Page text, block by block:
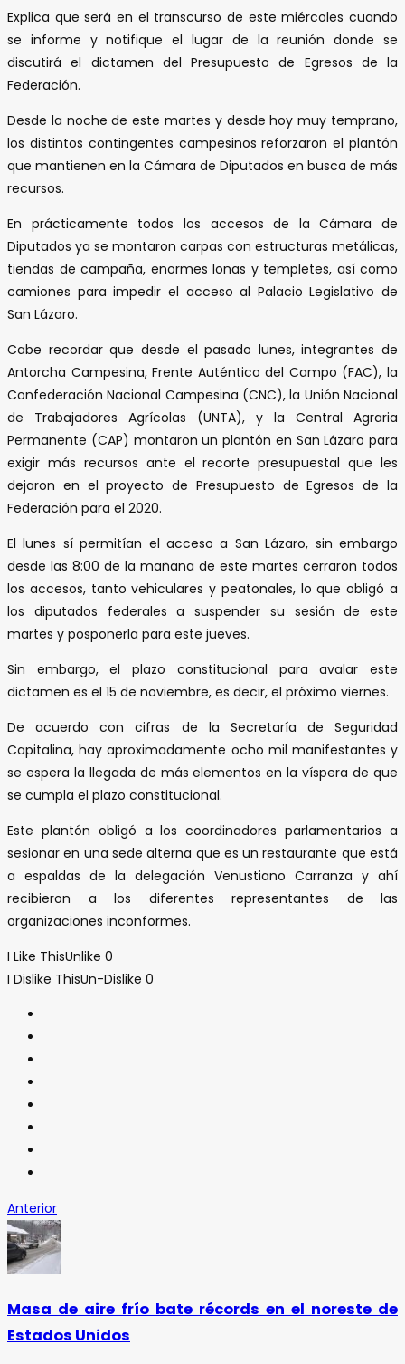
Explica que será en el transcurso de este miércoles cuando
se informe y notifique el lugar de la reunión donde se
discutirá el dictamen del Presupuesto de Egresos de la
Federación.
Desde la noche de este martes y desde hoy muy temprano,
los distintos contingentes campesinos reforzaron el plantón
que mantienen en la Cámara de Diputados en busca de más
recursos.
En prácticamente todos los accesos de la Cámara de
Diputados ya se montaron carpas con estructuras metálicas,
tiendas de campaña, enormes lonas y templetes, así como
camiones para impedir el acceso al Palacio Legislativo de
San Lázaro.
Cabe recordar que desde el pasado lunes, integrantes de
Antorcha Campesina, Frente Auténtico del Campo (FAC), la
Confederación Nacional Campesina (CNC), la Unión Nacional
de Trabajadores Agrícolas (UNTA), y la Central Agraria
Permanente (CAP) montaron un plantón en San Lázaro para
exigir más recursos ante el recorte presupuestal que les
dejaron en el proyecto de Presupuesto de Egresos de la
Federación para el 2020.
El lunes sí permitían el acceso a San Lázaro, sin embargo
desde las 8:00 de la mañana de este martes cerraron todos
los accesos, tanto vehiculares y peatonales, lo que obligó a
los diputados federales a suspender su sesión de este
martes y posponerla para este jueves.
Sin embargo, el plazo constitucional para avalar este
dictamen es el 15 de noviembre, es decir, el próximo viernes.
De acuerdo con cifras de la Secretaría de Seguridad
Capitalina, hay aproximadamente ocho mil manifestantes y
se espera la llegada de más elementos en la víspera de que
se cumpla el plazo constitucional.
Este plantón obligó a los coordinadores parlamentarios a
sesionar en una sede alterna que es un restaurante que está
a espaldas de la delegación Venustiano Carranza y ahí
recibieron a los diferentes representantes de las
organizaciones inconformes.
I Like ThisUnlike 0
I Dislike ThisUn-Dislike 0
Anterior
Masa de aire frío bate récords en el noreste de
Estados Unidos